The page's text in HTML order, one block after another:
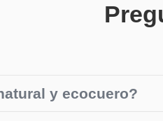
y ecocuero?